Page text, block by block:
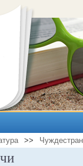
>>